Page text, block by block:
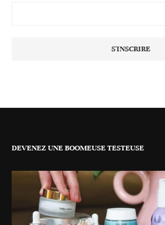
DEVENEZ UNE BOOMEUSE TESTEUSE